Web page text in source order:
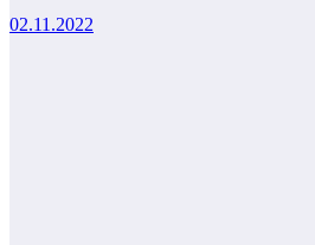
02.11.2022